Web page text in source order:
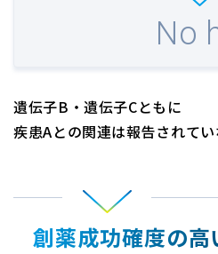
No
遺伝子B・遺伝子Cともに
疾患Aとの関連は報告されて
創薬成功確度の高